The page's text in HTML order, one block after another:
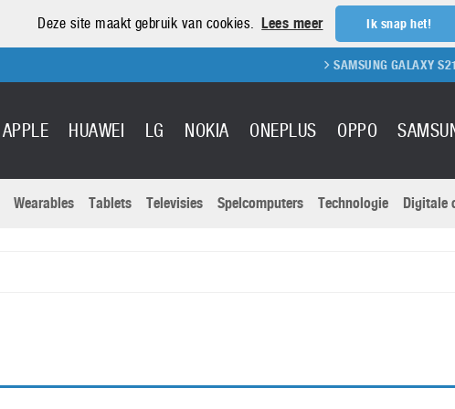
Deze site maakt gebruik van cookies. Lees meer Ik snap het!
SAMSUNG GALAXY S21 REVIEW
APPLE HUAWEI LG NOKIA ONEPLUS OPPO
Nikon
Wearables Tablets Televisies Spelcomputers Technologie Digitale
Televisies